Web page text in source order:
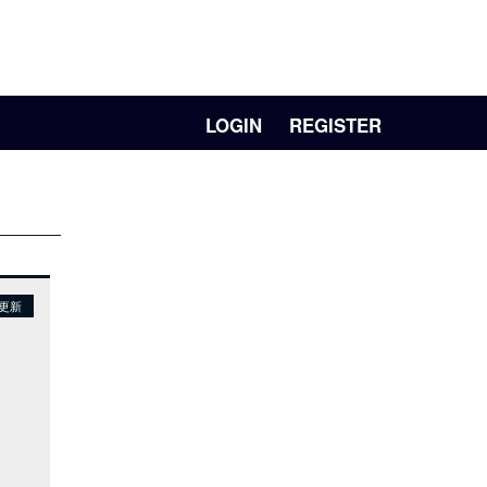
LOGIN REGISTER
新